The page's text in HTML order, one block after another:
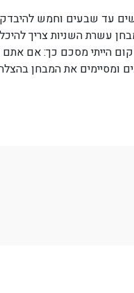
עד שבעים וחמש
עשרת השניות צריך
הייתי מסכם כך: אם
ומסיימים את המבחן